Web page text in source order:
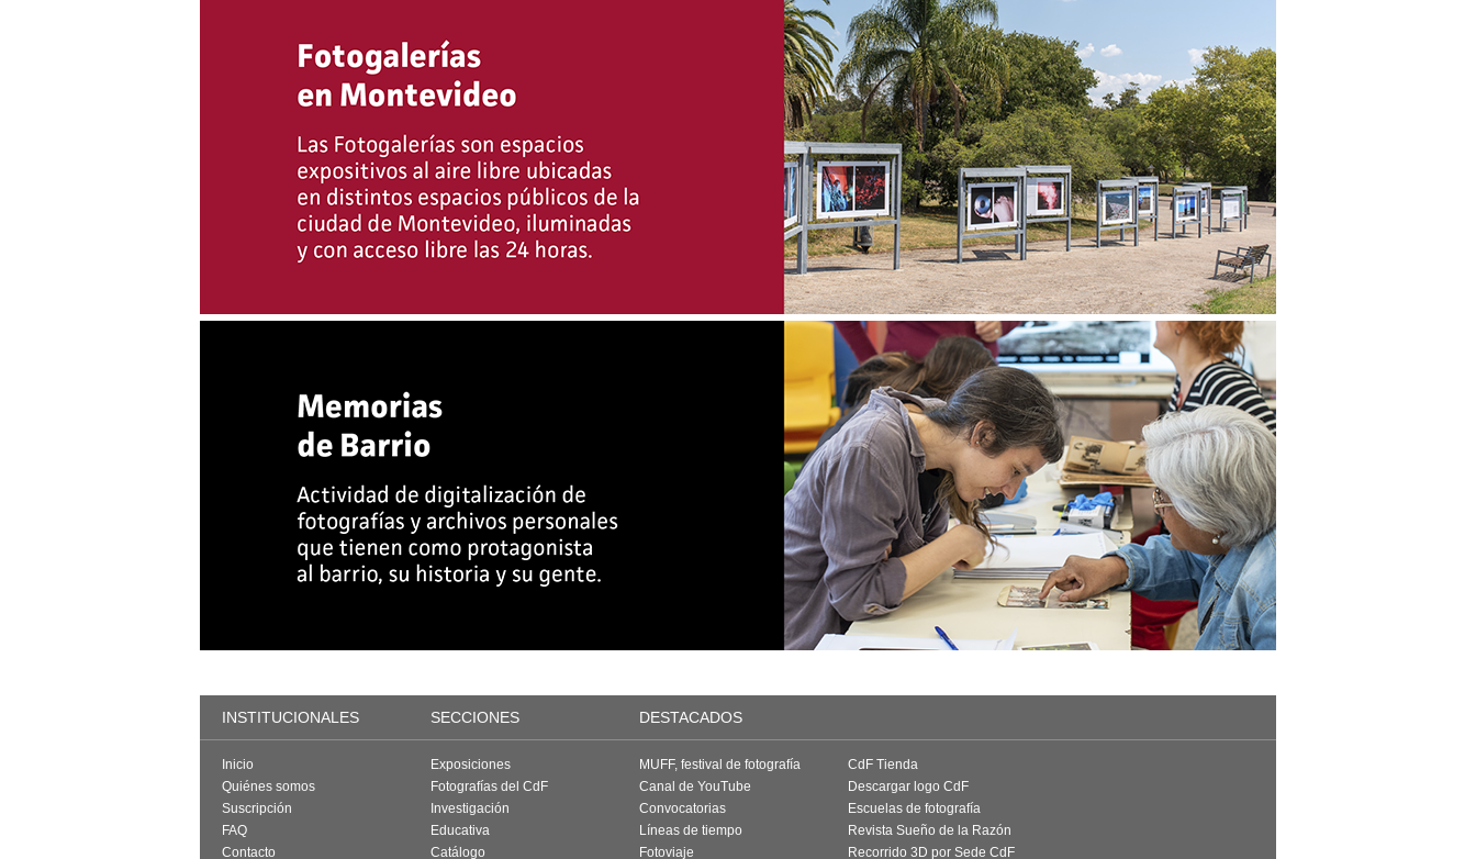
INSTITUCIONALES SECCIONES DESTACADOS
Inicio
Quiénes somos
Suscripción
FAQ
Contacto
Exposiciones
Fotografías del CdF
Investigación
Educativa
Catálogo
MUFF, festival de fotografía
Canal de YouTube
Convocatorias
Líneas de tiempo
Fotoviaje
CdF Tienda
Descargar logo CdF
Escuelas de fotografía
Revista Sueño de la Razón
Recorrido 3D por Sede CdF